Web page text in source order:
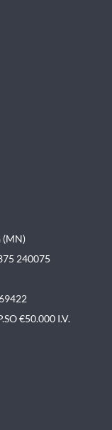
(MN)
240075
€50.000 I.V.